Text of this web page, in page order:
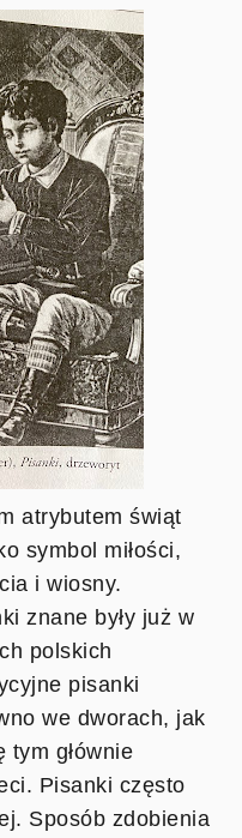
atrybutem świąt
symbol miłości,
i wiosny.
znane były już w
polskich
pisanki
we dworach, jak
tym głównie
Pisanki często
Sposób zdobienia